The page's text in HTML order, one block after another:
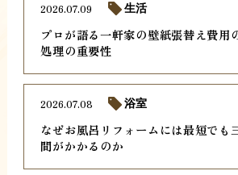
プロが語る一軒家の壁紙張替え費用
処理の重要性
2026.07.09 生活
なぜお風呂リフォームには最短でも
間がかかるのか
2026.07.08 浴室